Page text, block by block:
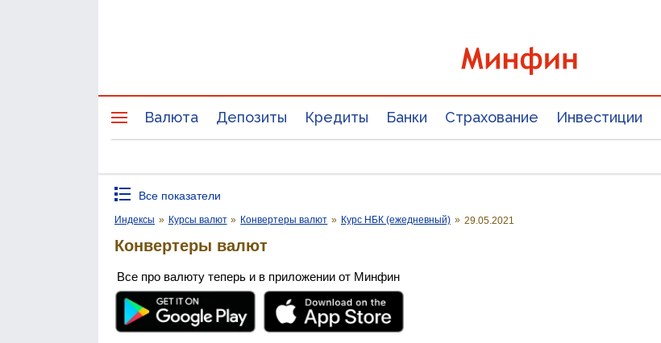
Валюта Депозиты Кредиты Банки Страхование Инвестиции
Все показатели
Индексы » Курсы валют » Конвертеры валют » Курс НБК (ежедневный) » 29.05.2021
Конвертеры валют
Все про валюту теперь и в приложении от Минфин